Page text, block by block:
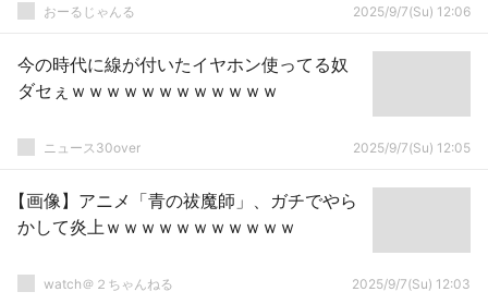
おーるじゃんる 2025/9/7(Su) 12:06
今の時代に線が付いたイヤホン使ってる奴
ダセぇｗｗｗｗｗｗｗｗｗｗｗｗ
ニュース30over 2025/9/7(Su) 12:05
【画像】アニメ「青の祓魔師」、ガチでやら
かして炎上ｗｗｗｗｗｗｗｗｗｗｗ
watch＠２ちゃんねる 2025/9/7(Su) 12:03